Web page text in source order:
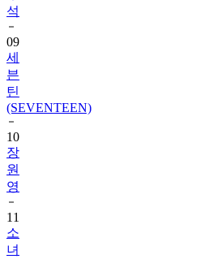
석
09
세
븐
틴
(SEVENTEEN)
10
장
원
영
11
소
녀